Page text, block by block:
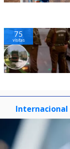
75
visitas
Internacional